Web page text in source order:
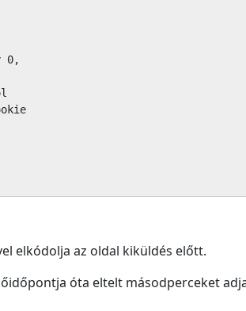
0,
elkódolja az oldal kiküldés előtt.
óta eltelt másodperceket